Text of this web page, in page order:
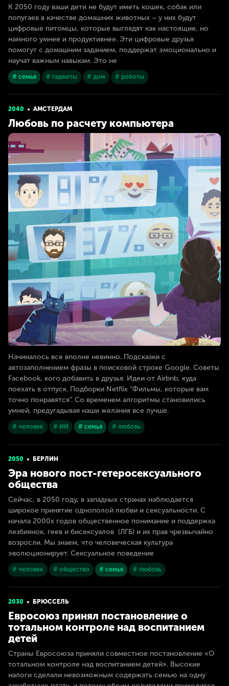
К 2050 году ваши дети не будут иметь кошек, собак или
попугаев в качестве домашних животных – у них будут
цифровые питомцы, которые выглядят как настоящие, но
намного умнее и продуктивнее. Эти цифровые друзья
помогут с домашним заданием, поддержат эмоционально и
научат важным навыкам. Это не
# семья # гаджеты # дом # роботы
2040 АМСТЕРДАМ
Любовь по расчету компьютера
Начиналось все вполне невинно. Подсказки с
автозаполнением фразы в поисковой строке Google. Советы
Facebook, кого добавить в друзья. Идеи от Airbnb, куда
поехать в отпуск. Подборки Netflix “Фильмы, которые вам
точно понравятся”. Со временем алгоритмы становились
умней, предугадывая наши желания все лучше.
# человек # ИИ # семья # любовь
2050 БЕРЛИН
Эра нового пост-гетеросексуального
общества
Сейчас, в 2050 году, в западных странах наблюдается
широкое принятие однополой любви и сексуальности. С
начала 2000х годов общественное понимание и поддержка
лезбиянок, геев и бисексуалов (ЛГБ) и их прав чрезвычайно
возросли. Мы знаем, что человеческая культура
эволюционирует. Сексуальное поведение
# человек # общество # семья # любовь
2030 БРЮССЕЛЬ
Евросоюз принял постановление о
тотальном контроле над воспитанием
детей
Страны Евросоюза приняли совместное постановление «О
тотальном контроле над воспитанием детей». Высокие
налоги сделали невозможным содержать семью на одну